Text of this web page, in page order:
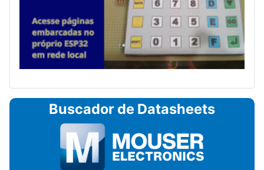
Buscador de Datasheets